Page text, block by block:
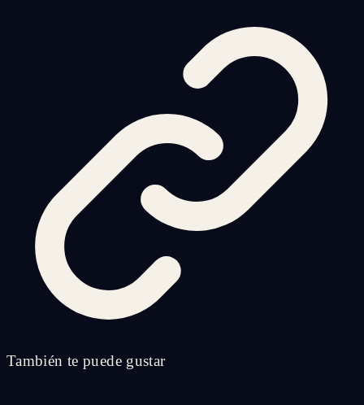
También te puede gustar